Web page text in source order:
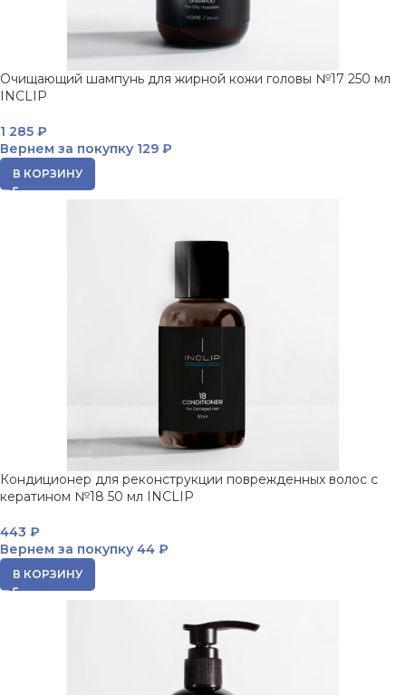
Очищающий шампунь для жирной кожи головы №17 250 мл
INCLIP
1 285 ₽
Вернем за покупку 129 ₽
В КОРЗИНУ
Кондиционер для реконструкции поврежденных волос с
кератином №18 50 мл INCLIP
443 ₽
Вернем за покупку 44 ₽
В КОРЗИНУ